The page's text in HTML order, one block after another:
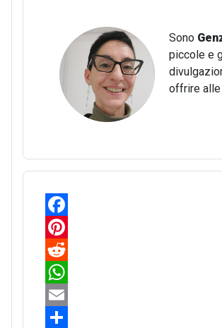
Sono
piccole e
offrire alle
F
a
c
e
b
P
n
R
e
d
W
hE